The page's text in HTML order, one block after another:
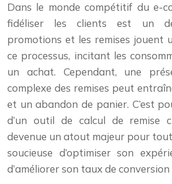
Dans le monde compétitif du e-
fidéliser les clients est un
promotions et les remises jouent
ce processus, incitant les
un achat. Cependant, une
complexe des remises peut
et un abandon de panier. C’est
d’un outil de calcul de remise
devenue un atout majeur pour
soucieuse d’optimiser son
d’améliorer son taux de conversion